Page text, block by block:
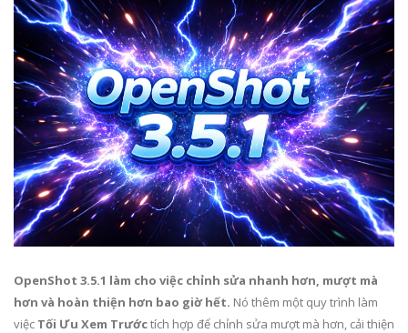
OpenShot 3.5.1 làm cho việc chỉnh sửa nhanh hơn, mượt mà
hơn và hoàn thiện hơn bao giờ hết. Nó thêm một quy trình làm
việc Tối Ưu Xem Trướctích hợp để chỉnh sửa mượt mà hơn, cải thiện